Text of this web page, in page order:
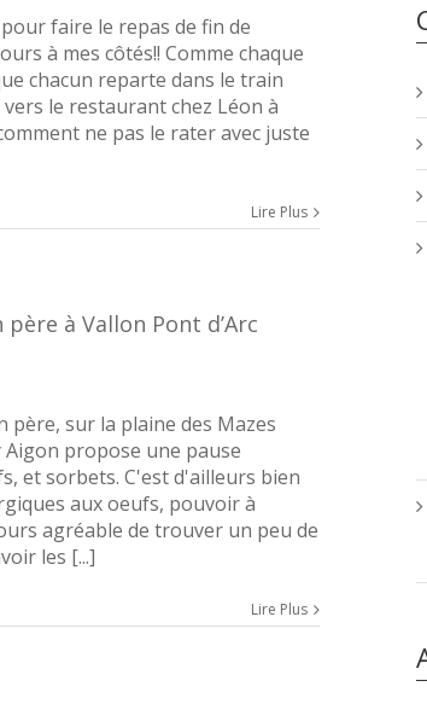
faire le repas de fin de
à mes côtés!! Comme chaque
chacun reparte dans le train
le restaurant chez Léon à
ne pas le rater avec juste
Lire Plus
à Vallon Pont d’Arc
père, sur la plaine des Mazes
propose une pause
et sorbets. C'est d'ailleurs bien
aux oeufs, pouvoir à
agréable de trouver un peu de
les [...]
Lire Plus